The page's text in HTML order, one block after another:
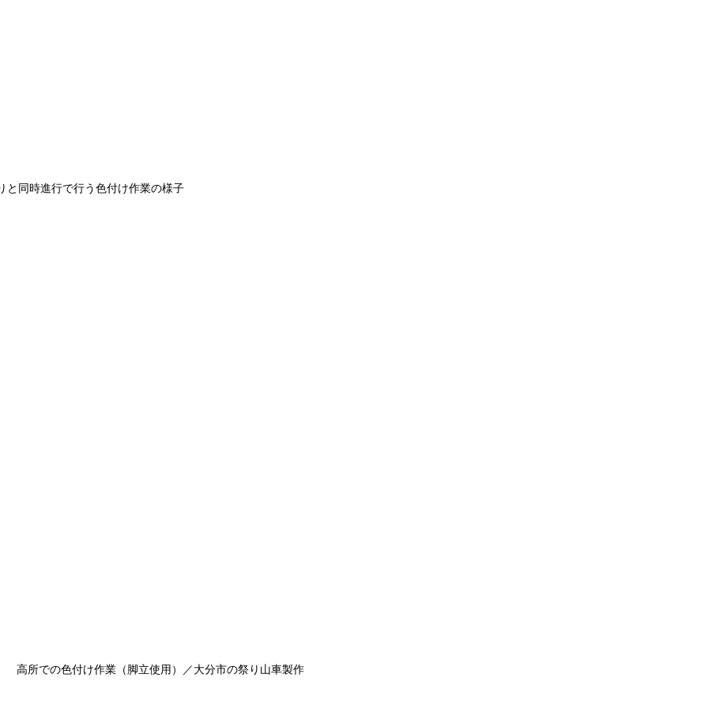
と同時進行で行う色付け作業の様子
高所での色付け作業（脚立使用）／大分市の祭り山車製作